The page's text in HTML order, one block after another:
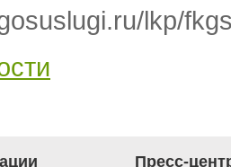
lkp/
Пресс-